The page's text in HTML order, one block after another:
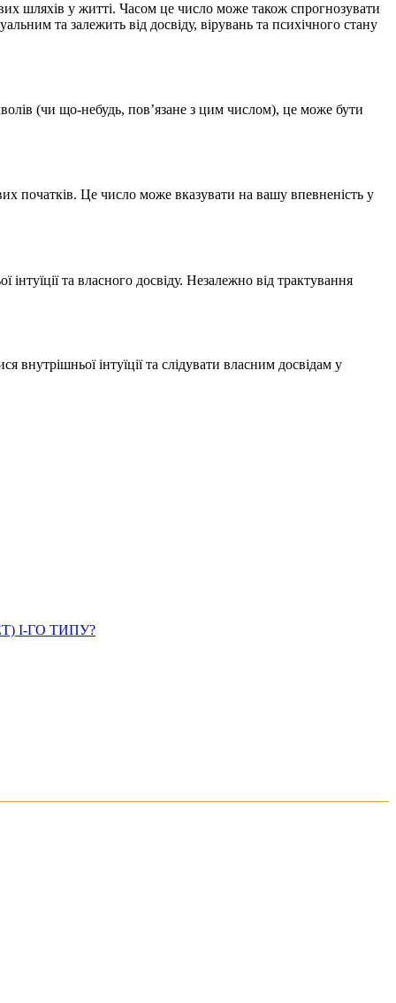
шляхів у житті. Часом це число може також спрогнозувати
та залежить від досвіду, вірувань та психічного стану
(чи що-небудь, пов’язане з цим числом), це може бути
початків. Це число може вказувати на вашу впевненість у
та власного досвіду. Незалежно від трактування
інтуїції та слідувати власним досвідам у
І-ГО ТИПУ?